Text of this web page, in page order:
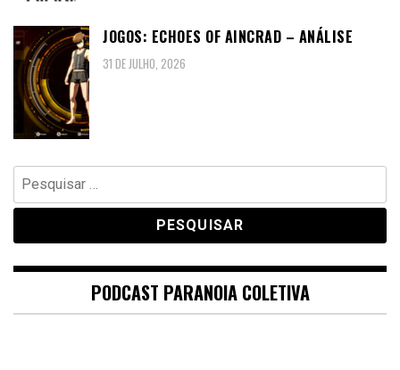
JOGOS: ECHOES OF AINCRAD – ANÁLISE
31 DE JULHO, 2026
Pesquisar
por:
PODCAST PARANOIA COLETIVA